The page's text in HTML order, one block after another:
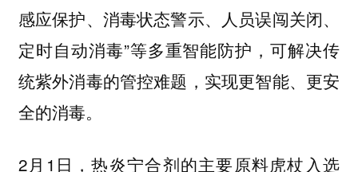
感应保护、消毒状态警示、人员误闯关闭、
定时自动消毒”等多重智能防护，可解决传
统紫外消毒的管控难题，实现更智能、更安
全的消毒。
2月1日，热炎宁合剂的主要原料虎杖入选